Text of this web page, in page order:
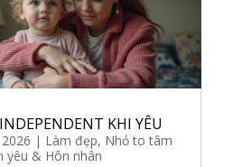
KHI YÊU
| Làm đẹp, Nhỏ to tâm
yêu & Hôn nhân